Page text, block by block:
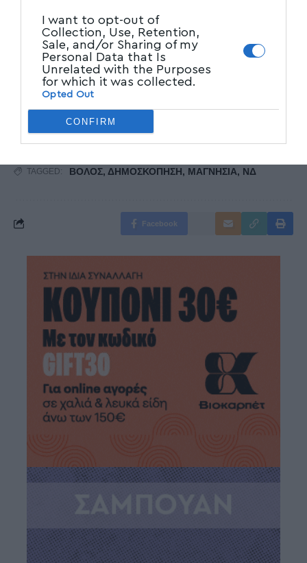
I want to opt-out of
Collection, Use, Retention,
Sale, and/or Sharing of my
Personal Data that Is
Unrelated with the Purposes
for which it was collected.
Opted Out
CONFIRM
Ακολουθήστε το myvolos.net στο
Google News και μάθετε πρώτοι όλες
τις ειδήσεις.
Ακολουθήστε μας στο επίσημο κανάλι
του Myvolos.net στο Youtube
TAGGED: ΒΟΛΟΣ, ΔΗΜΟΣΚΟΠΗΣΗ, ΜΑΓΝΗΣΙΑ, ΝΔ
Facebook